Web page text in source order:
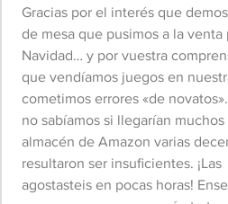
Gracias por el interés que
de mesa que pusimos a la venta
Navidad… y por vuestra
que vendíamos juegos en
cometimos errores «de
no sabíamos si llegarían
almacén de Amazon varias
resultaron ser insuficientes. ¡Las
agostasteis en pocas horas!